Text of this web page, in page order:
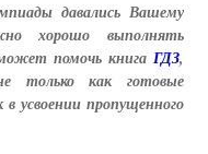
давались Вашему
хорошо выполнять
помочь книга ГДЗ,
только как готовые
усвоении пропущенного